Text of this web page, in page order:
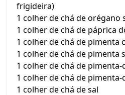
frigideira)
1 colher de chá de orégano
1 colher de chá de páprica
1 colher de chá de pimenta
1 colher de chá de pimenta
1 colher de chá de
1 colher de chá de
1 colher de chá de sal